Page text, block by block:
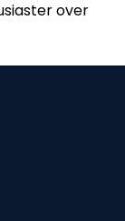
over